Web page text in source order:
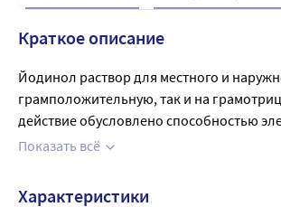
Краткое описание
Йодинол раствор для местного и
грамположительную, так и на
действие обусловлено способностью
выраженное раздражающее действие, а
Показать всё
Характеристики